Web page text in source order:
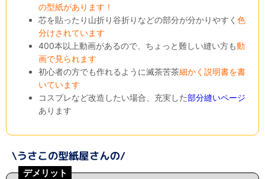
の型紙があります！
芯を貼ったり山折り谷折りなどの部分が分かりやすく色
分けされています
400本以上動画があるので、ちょっと難しい縫い方も動
画で見られます
初心者の方でも作れるように滅茶苦茶細かく説明書を書
いています
コスプレなど改造したい場合、充実した部分縫いページ
あります
デメリット